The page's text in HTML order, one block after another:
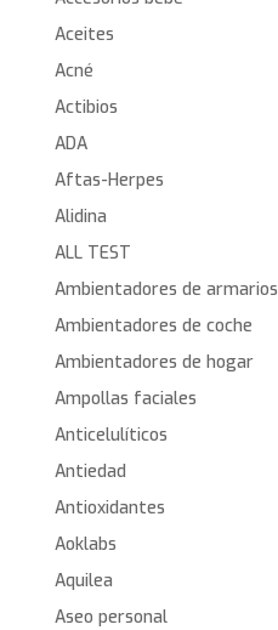
Aceites
Acné
Actibios
ADA
Aftas-Herpes
Alidina
ALL TEST
Ambientadores de armarios
Ambientadores de coche
Ambientadores de hogar
Ampollas faciales
Anticelulíticos
Antiedad
Antioxidantes
Aoklabs
Aquilea
Aseo personal